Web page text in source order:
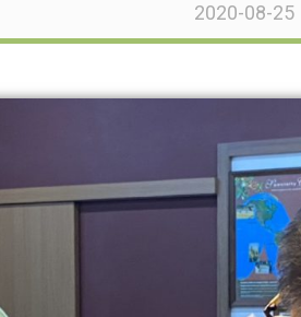
2020-08-25